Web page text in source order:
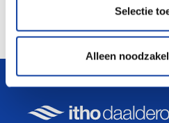
Selectie
Alleen
met
ons op
arrow_upward